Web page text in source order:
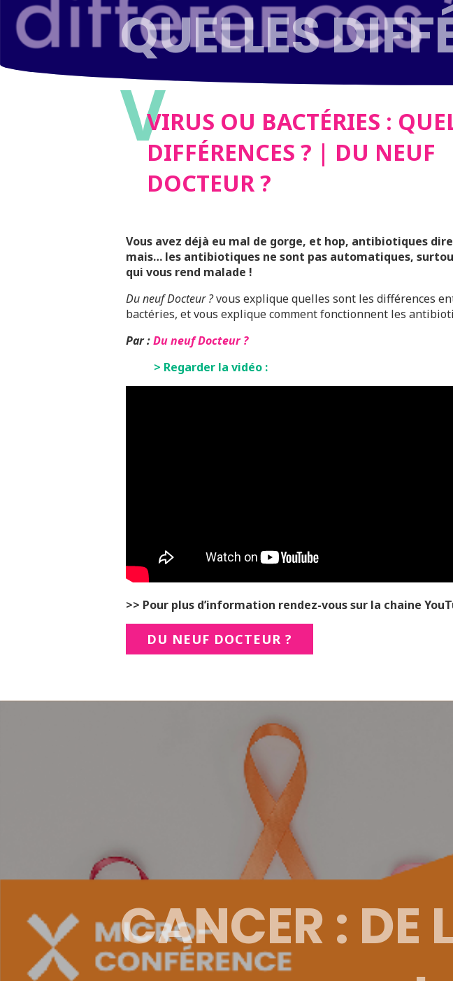
QUELLES
NEUF
VVIRUS OU BACTÉRIES :
DIFFÉRENCES ? | DU NEUF
DOCTEUR ?
Vous avez déjà eu mal de gorge, et hop, antibiotiques
mais… les antibiotiques ne sont pas automatiques,
qui vous rend malade !
Du neuf Docteur ?vous explique quelles sont les différences
bactéries, et vous explique comment fonctionnent les
Par :Du neuf Docteur ?
> Regarder la vidéo :
>> Pour plus d’information rendez-vous sur la chaine
DU NEUF DOCTEUR ?
CANCER : DE